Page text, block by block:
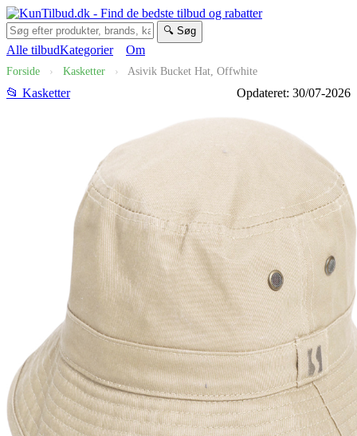
🔍 Søg
Alle tilbudKategorier Om
Forside › Kasketter › Asivik Bucket Hat, Offwhite
📂 Kasketter Opdateret: 30/07-2026